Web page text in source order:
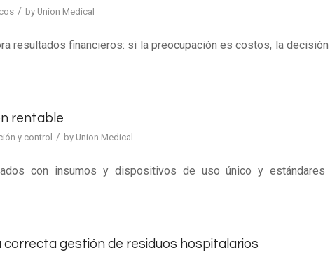
/ by Union Medical
resultados financieros: si la preocupación es costos, la
rentable
y control / by Union Medical
con insumos y dispositivos de uso único y estándares
gestión de residuos hospitalarios